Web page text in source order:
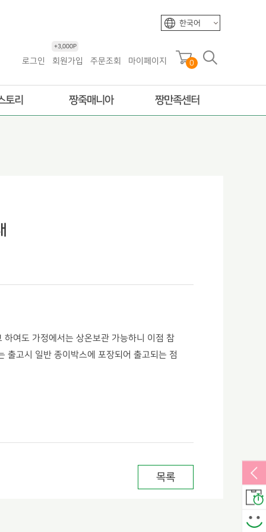
한국어
로그인 회원가입
+3,000P
주문조회 마이페이지 0
토리 짱죽매니아 짱만족센터
여도 가정에서는 상온보관 가능하니 이점 참
출고시 일반 종이박스에 포장되어 출고되는 점
목록